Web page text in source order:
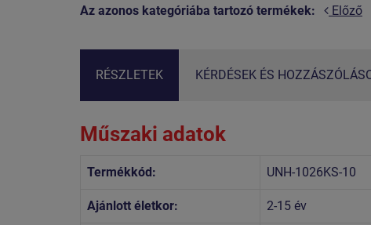
Az azonos kategóriába tartozó termékek: Előző
RÉSZLETEK KÉRDÉSEK ÉS
Műszaki adatok
Termékkód: UNH-1026KS-10
Ajánlott életkor: 2-15 év